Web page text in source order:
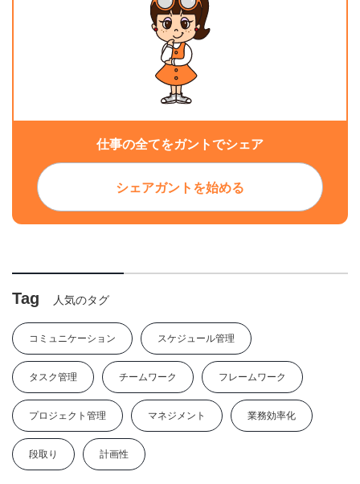
仕事の全てをガントでシェア
シェアガントを始める
Tag 人気のタグ
コミュニケーション スケジュール管理
タスク管理 チームワーク フレームワーク
プロジェクト管理 マネジメント 業務効率化
段取り 計画性